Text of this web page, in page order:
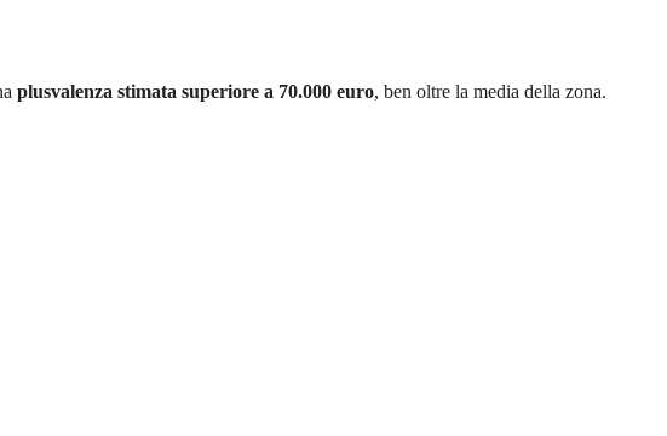
plusvalenza stimata superiore a 70.000 euro, ben oltre la media della zona.